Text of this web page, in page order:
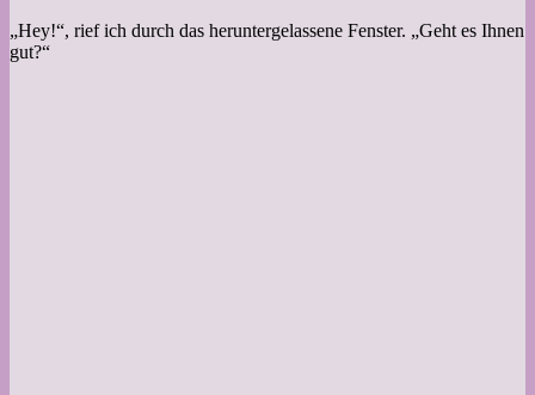
„Hey!“, rief ich durch das heruntergelassene Fenster. „Geht es Ihnen
gut?“